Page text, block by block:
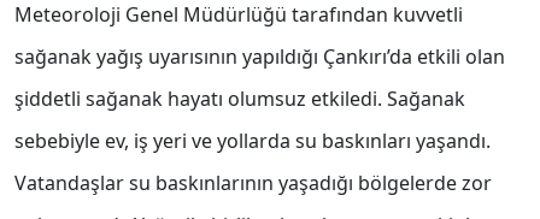
Meteoroloji Genel Müdürlüğü tarafından kuvvetli
sağanak yağış uyarısının yapıldığı Çankırı’da etkili olan
şiddetli sağanak hayatı olumsuz etkiledi. Sağanak
sebebiyle ev, iş yeri ve yollarda su baskınları yaşandı.
Vatandaşlar su baskınlarının yaşadığı bölgelerde zor